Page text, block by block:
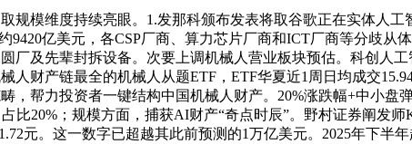
模维度持续亮眼。1.发那科颁布发表将取谷歌正在实体人工
9420亿美元，各CSP厂商、算力芯片厂商和ICT厂商等分歧
厂及先辈封拆设备。次要上调机械人营业板块预估。科创人
人财产链最全的机械人从题ETF，ETF华夏近1周日均成交
，帮力投资者一键结构中国机械人财产。20%涨跌幅+中小
比20%；规模方面，捕获AI财产“奇点时辰”。野村证券阐发
元。这一数字已超越其此前预测的1万亿美元。2025年下